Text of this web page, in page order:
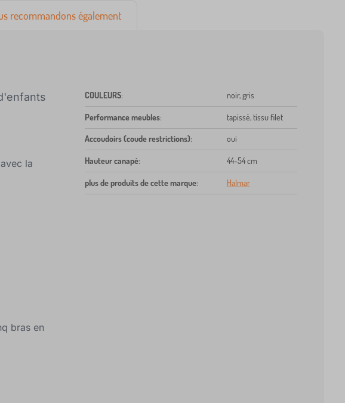
recommandons également
la
bras en
COULEURS: noir, gris
Performance meubles: tapissé, tissu filet
Accoudoirs (coude restrictions): oui
Hauteur canapé: 44-54 cm
plus de produits de cette marque: Halmar